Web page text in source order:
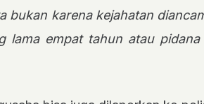
bukan karena kejahatan
lama empat tahun atau